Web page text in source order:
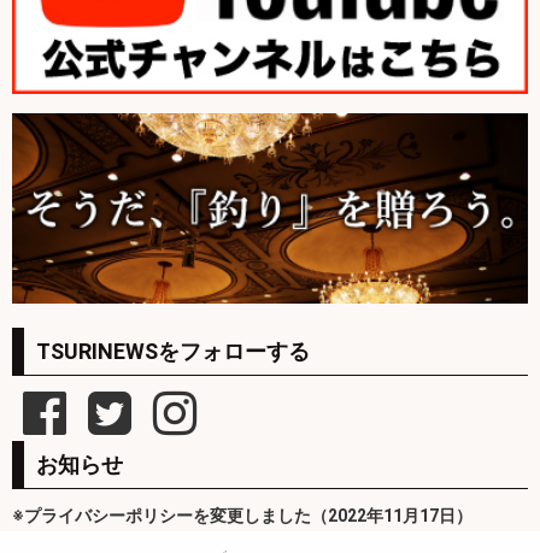
TSURINEWSをフォローする
お知らせ
※プライバシーポリシーを変更しました（2022年11月17日）